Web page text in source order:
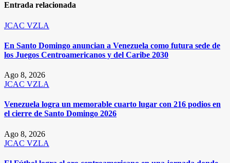
Entrada relacionada
JCAC VZLA
En Santo Domingo anuncian a Venezuela como futura sede de
los Juegos Centroamericanos y del Caribe 2030
Ago 8, 2026
JCAC VZLA
Venezuela logra un memorable cuarto lugar con 216 podios en
el cierre de Santo Domingo 2026
Ago 8, 2026
JCAC VZLA